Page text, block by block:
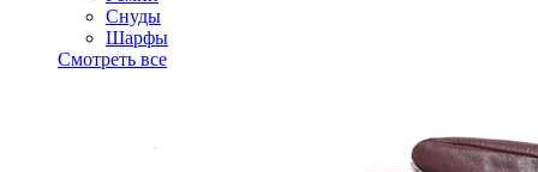
Снуды
Шарфы
Смотреть все